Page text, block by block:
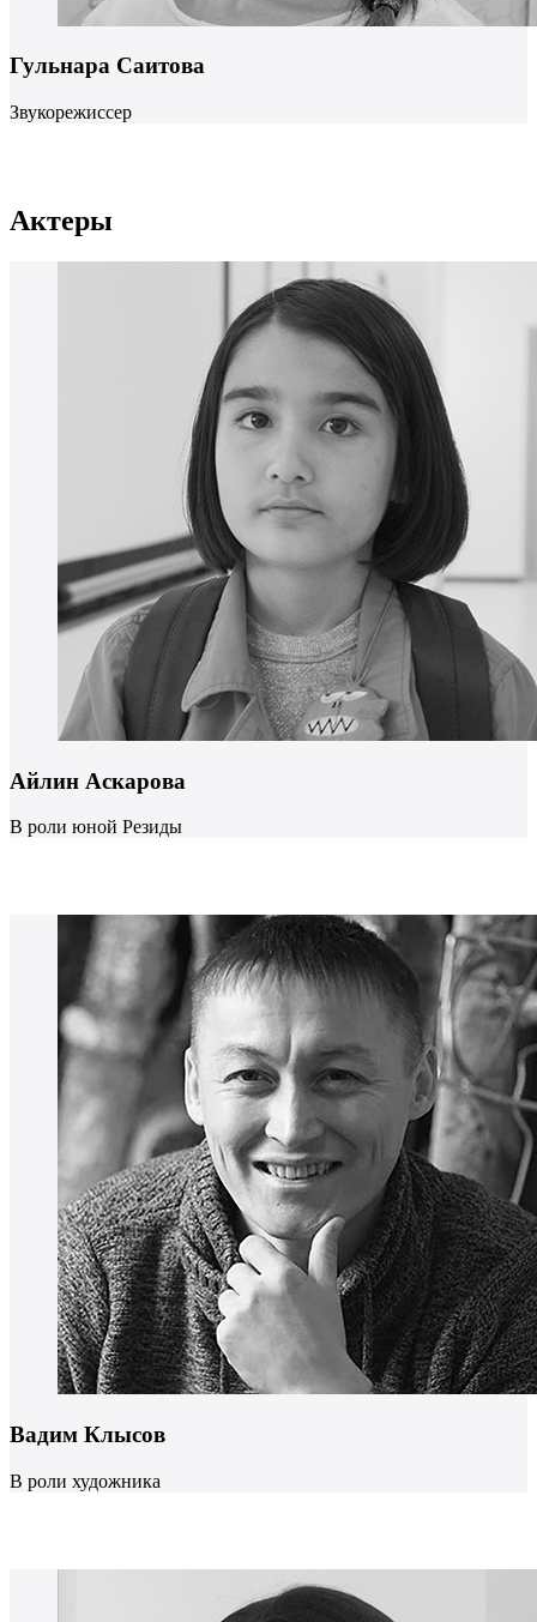
Гульнара Саитова
Звукорежиссер
Актеры
Айлин Аскарова
В роли юной Резиды
Вадим Клысов
В роли художника